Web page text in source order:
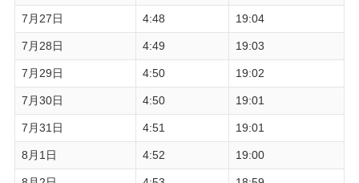
7月27日 4:48 19:04
7月28日 4:49 19:03
7月29日 4:50 19:02
7月30日 4:50 19:01
7月31日 4:51 19:01
8月1日 4:52 19:00